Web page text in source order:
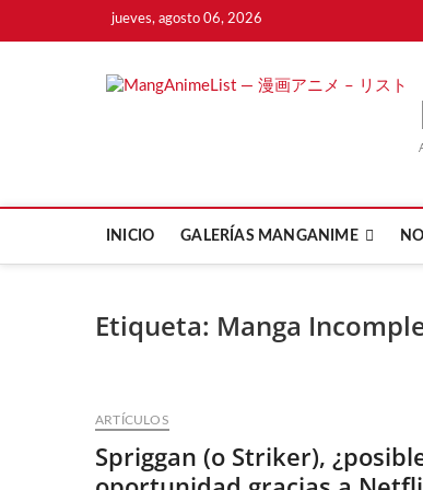
jueves, agosto 06, 2026
INICIO GALERÍAS MANGANIME
Etiqueta: Manga
ARTÍCULOS
Spriggan (o Striker),